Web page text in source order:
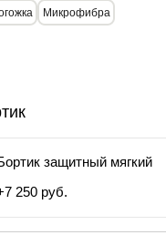
Микрофибра
защитный мягкий
7 250 руб.